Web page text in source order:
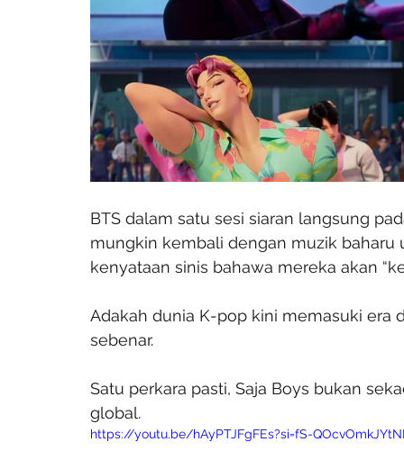
BTS dalam satu sesi siaran langsung
mungkin kembali dengan muzik baharu
kenyataan sinis bahawa mereka akan
Adakah dunia K-pop kini memasuki
sebenar.
Satu perkara pasti, Saja Boys bukan
global.
https://youtu.be/hAyPTJFgFEs?si=fS-